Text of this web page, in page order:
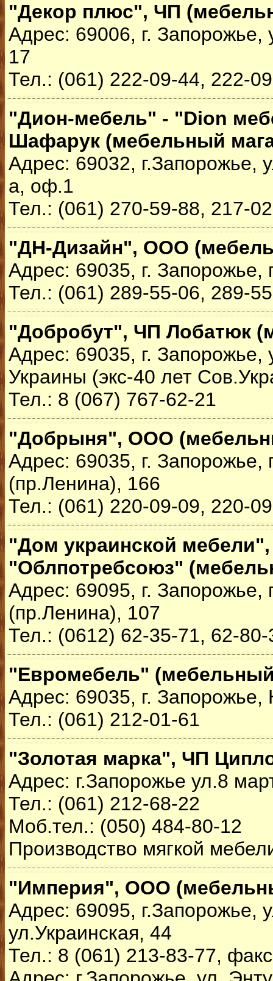
"Декор плюс", ЧП
Адрес: 69006, г. Запорожье,
17
Тел.: (061) 222-09-44, 222-
"Дион-мебель" - "Dion
Шафарук (мебельный
Адрес: 69032, г.Запорожье,
а, оф.1
Тел.: (061) 270-59-88, 217-
"ДН-Дизайн", ООО
Адрес: 69035, г. Запорожье,
Тел.: (061) 289-55-06, 289-
"Добробут", ЧП Лобатюк
Адрес: 69035, г. Запорожье,
Украины (экс-40 лет
Тел.: 8 (067) 767-62-21
"Добрыня", ООО
Адрес: 69035, г.
(пр.Ленина), 166
Тел.: (061) 220-09-09, 220-
"Дом украинской
"Облпотребсоюз"
Адрес: 69095, г.
(пр.Ленина), 107
Тел.: (0612) 62-35-71, 62-
"Евромебель"
Адрес: 69035, г.
Тел.: (061) 212-01-61
"Золотая марка", ЧП
Адрес: г.Запорожье ул.8
Тел.: (061) 212-68-22
Моб.тел.: (050) 484-80-12
Производство мягкой
"Империя", ООО
Адрес: 69095, г.Запорожье,
ул.Украинская, 44
Тел.: 8 (061) 213-83-77,